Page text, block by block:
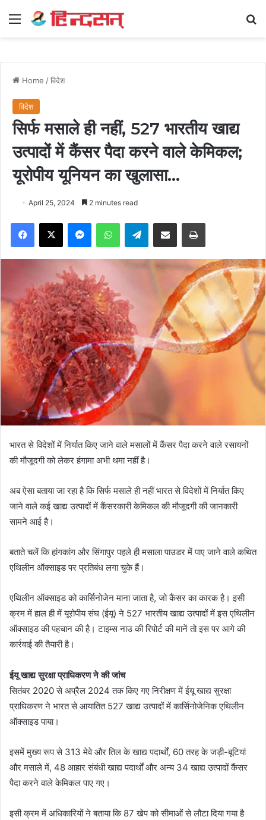
Menu
Home /विदेश
विदेश
सिर्फ मसाले ही नहीं, 527 भारतीय खाद्य
उत्पादों में कैंसर पैदा करने वाले केमिकल;
यूरोपीय यूनियन का खुलासा…
April 25, 2024 2 minutes read
Facebook
X MessengerWhatsAppTelegramShare via Email Print
भारत से विदेशों में निर्यात किए जाने वाले मसालों में कैंसर पैदा करने वाले रसायनों
की मौजूदगी को लेकर हंगामा अभी थमा नहीं है।
अब ऐसा बताया जा रहा है कि सिर्फ मसाले ही नहीं भारत से विदेशों में निर्यात किए
जाने वाले कई खाद्य उत्पादों में कैंसरकारी केमिकल की मौजूदगी की जानकारी
सामने आई है।
बताते चलें कि हांगकांग और सिंगापुर पहले ही मसाला पाउडर में पाए जाने वाले कथित
एथिलीन ऑक्साइड पर प्रतिबंध लगा चुके हैं।
एथिलीन ऑक्साइड को कार्सिनोजेन माना जाता है, जो कैंसर का कारक है। इसी
क्रम में हाल ही में यूरोपीय संघ (ईयू) ने 527 भारतीय खाद्य उत्पादों में इस एथिलीन
ऑक्साइड की पहचान की है। टाइम्स नाउ की रिपोर्ट की मानें तो इस पर आगे की
कार्रवाई की तैयारी है।
ईयू खाद्य सुरक्षा प्राधिकरण ने की जांच
सितंबर 2020 से अप्रैल 2024 तक किए गए निरीक्षण में ईयू खाद्य सुरक्षा
प्राधिकरण ने भारत से आयातित 527 खाद्य उत्पादों में कार्सिनोजेनिक एथिलीन
ऑक्साइड पाया।
इसमें मुख्य रूप से 313 मेवे और तिल के खाद्य पदार्थों, 60 तरह के जड़ी-बूटियां
और मसाले में, 48 आहार संबंधी खाद्य पदार्थों और अन्य 34 खाद्य उत्पादों कैंसर
पैदा करने वाले केमिकल पाए गए।
इसी क्रम में अधिकारियों ने बताया कि 87 खेप को सीमाओं से लौटा दिया गया है